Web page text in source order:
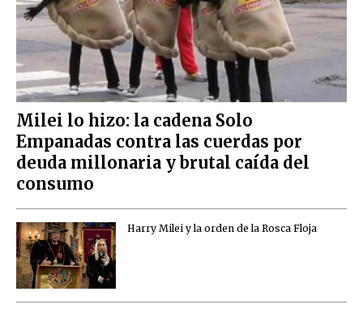
Milei lo hizo: la cadena Solo
Empanadas contra las cuerdas por
deuda millonaria y brutal caída del
consumo
Harry Milei y la orden de la Rosca Floja